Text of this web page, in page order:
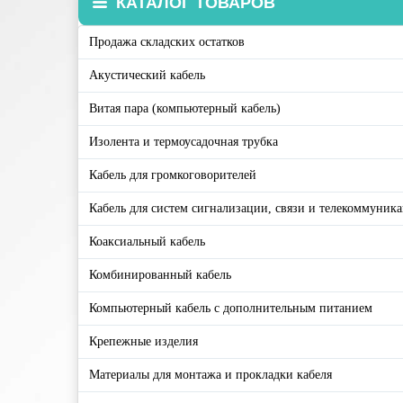
Продажа складских остатков
Акустический кабель
Витая пара (компьютерный кабель)
Изолента и термоусадочная трубка
Кабель для громкоговорителей
Кабель для систем сигнализации, связи и
Коаксиальный кабель
Комбинированный кабель
Компьютерный кабель с дополнительным питанием
Крепежные изделия
Материалы для монтажа и прокладки кабеля